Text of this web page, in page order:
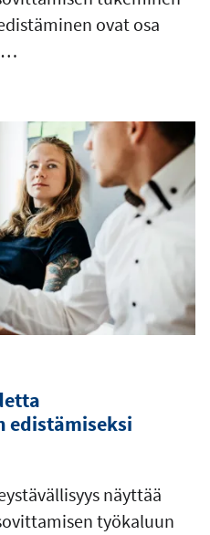
ovat osa
edistämiseksi
näyttää
työkaluun